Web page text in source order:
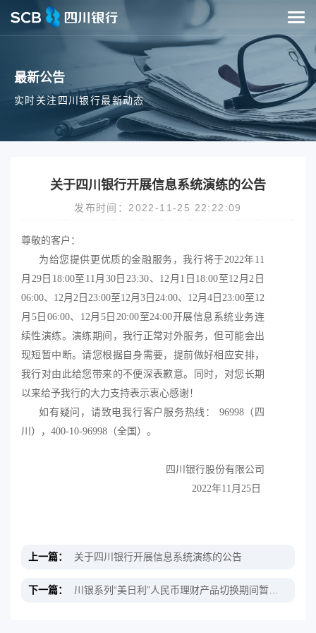
最新公告
实时关注四川银行最新动态
关于四川银行开展信息系统演练的公告
发布时间：2022-11-25 22:22:09
尊敬的客户：
为给您提供更优质的金融服务，我行将于2022年11
月29日18:00至11月30日23:30、12月1日18:00至12月2日
06:00、 12月2日23:00至12月3日24:00、 12月4日23:00至12
月5日06:00、12月5日20:00至24:00开展信息系统业务连
续性演练。演练期间，我行正常对外服务，但可能会出
现短暂中断。请您根据自身需要，提前做好相应安排，
我行对由此给您带来的不便深表歉意。同时，对您长期
以来给予我行的大力支持表示衷心感谢！
如有疑问，请致电我行客户服务热线：
96998（四
川），400-10-96998（全国）。
四川银行股份有限公司
2022年11月25日
上一篇： 关于四川银行开展信息系统演练的公告
下一篇： 川银系列“美日利”人民币理财产品切换期间暂停服务公告